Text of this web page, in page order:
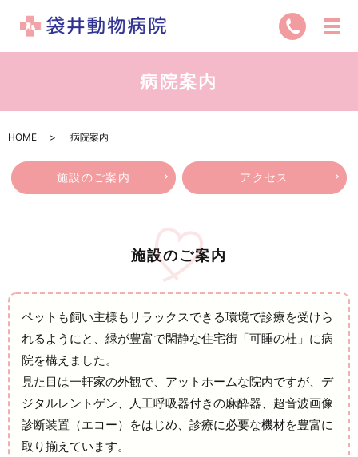
病院案内
HOME 病院案内
施設のご案内 アクセス
施設のご案内
ペットも飼い主様もリラックスできる環境で診療を受けら
れるようにと、緑が豊富で閑静な住宅街「可睡の杜」に病
院を構えました。
見た目は一軒家の外観で、アットホームな院内ですが、デ
ジタルレントゲン、人工呼吸器付きの麻酔器、超音波画像
診断装置（エコー）をはじめ、診療に必要な機材を豊富に
取り揃えています。